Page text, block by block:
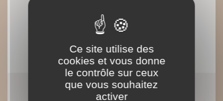
Tovil, Exorcismes thérapeutiques bouddhistes
Bruce Kapferer Georges Papigny
Ce site utilise des
cookies et vous donne
le contrôle sur ceux
que vous souhaitez
activer